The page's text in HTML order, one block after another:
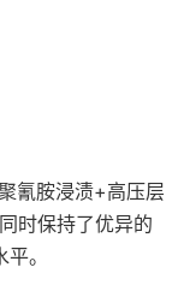
氰胺浸渍+高压层
时保持了优异的
。